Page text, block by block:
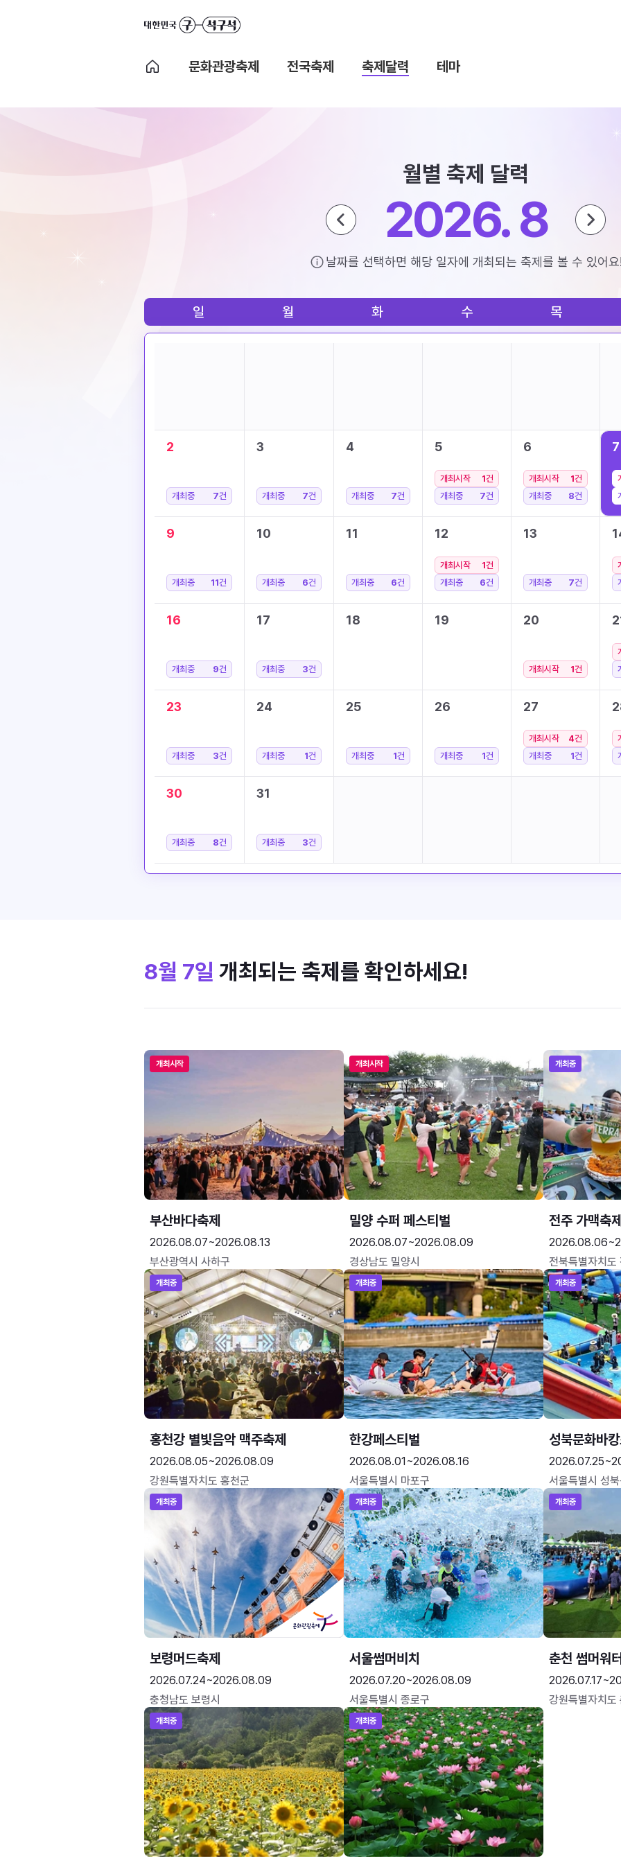
문화관광축제 전국축제 축제달력 테마
월별 축제 달력
2026. 8
날짜를 선택하면 해당 일자에 개최되는 축제를 볼 수 있어
일 월 화 수 목
2
개최중 7건
3
개최중 7건
4
개최중 7건
5
개최시작 1건
개최중
7건
6
개최시작 1건
개최중
8건
7
9
개최중 11건
10
개최중 6건
11
개최중 6건
12
개최시작 1건
개최중
6건
13
개최중 7건
16
개최중 9건
17
개최중 3건
18 19 20
개최시작 1건
23
개최중 3건
24
개최중 1건
25
개최중 1건
26
개최중 1건
27
개최시작 4건
개최중
1건
30
개최중 8건
31
개최중 3건
8월 7일 개최되는 축제를 확인하세요!
개최시작
부산바다축제
2026.08.07~2026.08.13
부산광역시 사하구
개최시작
밀양 수퍼 페스티벌
2026.08.07~2026.08.09
경상남도 밀양시
개최중
전주 가맥축
전북특별자치도
개최중
홍천강 별빛음악 맥주축제
2026.08.05~2026.08.09
강원특별자치도 홍천군
개최중
한강페스티벌
2026.08.01~2026.08.16
서울특별시 마포구
개최중
성북문화바
서울특별시 성
개최중
보령머드축제
2026.07.24~2026.08.09
충청남도 보령시
개최중
서울썸머비치
2026.07.20~2026.08.09
서울특별시 종로구
개최중
춘천 썸머워
강원특별자치도
개최중 개최중